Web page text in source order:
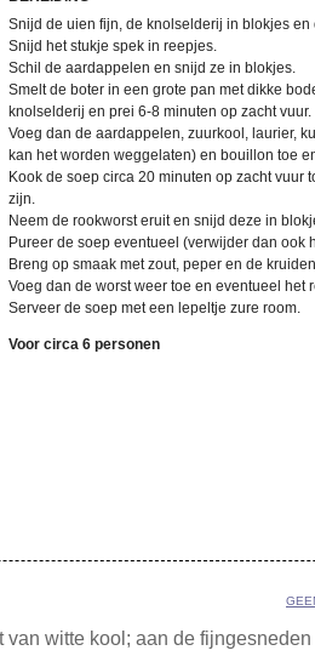
Snijd de uien fijn, de knolselderij in blokjes
Snijd het stukje spek in reepjes.
Schil de aardappelen en snijd ze in blokjes.
Smelt de boter in een grote pan met dikke
knolselderij en prei 6-8 minuten op zacht vuur.
Voeg dan de aardappelen, zuurkool, laurier,
kan het worden weggelaten) en bouillon toe
Kook de soep circa 20 minuten op zacht vuur
zijn.
Neem de rookworst eruit en snijd deze in
Pureer de soep eventueel (verwijder dan ook
Breng op smaak met zout, peper en de
Voeg dan de worst weer toe en eventueel het
Serveer de soep met een lepeltje zure room.
Voor circa 6 personen
van witte kool; aan de